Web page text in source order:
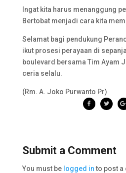
Ingat kita harus menanggung
Bertobat menjadi cara kita
Selamat bagi pendukung
ikut prosesi perayaan di
boulevard bersama Tim Ayam
ceria selalu.
(Rm. A. Joko Purwanto Pr)
Submit a Comment
You must be logged into post a